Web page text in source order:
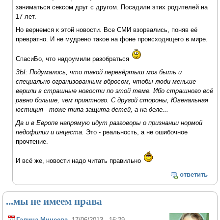
заниматься сексом друг с другом. Посадили этих родителей на
17 лет.
Но вернемся к этой новости. Все СМИ взорвались, поняв её
превратно. И не мудрено такое на фоне происходящего в мире.
СпасиБо, что надоумили разобраться
ЗЫ: Подумалось, что такой перевёртыш мог быть и
специально огранизованным вбросом, чтобы люди меньше
верили в страшные новости по этой теме. Ибо страшного всё
равно больше, чем приятного. С другой стороны, Ювенальная
юстиция - тоже типа защита детей, а на деле...
Да и в Европе напрямую идут разговоры о признании нормой
педофилии и инцеста. Это - реальность, а не ошибочное
прочтение.
И всё же, новости надо читать правильно
ответить
...мы не имеем права